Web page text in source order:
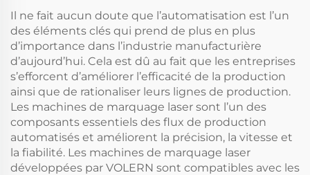
Il ne fait aucun doute que l’automatisation est l’un
des éléments clés qui prend de plus en plus
d’importance dans l’industrie manufacturière
d’aujourd’hui. Cela est dû au fait que les entreprises
s’efforcent d’améliorer l’efficacité de la production
ainsi que de rationaliser leurs lignes de production.
Les machines de marquage laser sont l’un des
composants essentiels des flux de production
automatisés et améliorent la précision, la vitesse et
la fiabilité. Les machines de marquage laser
développées par VOLERN sont compatibles avec les